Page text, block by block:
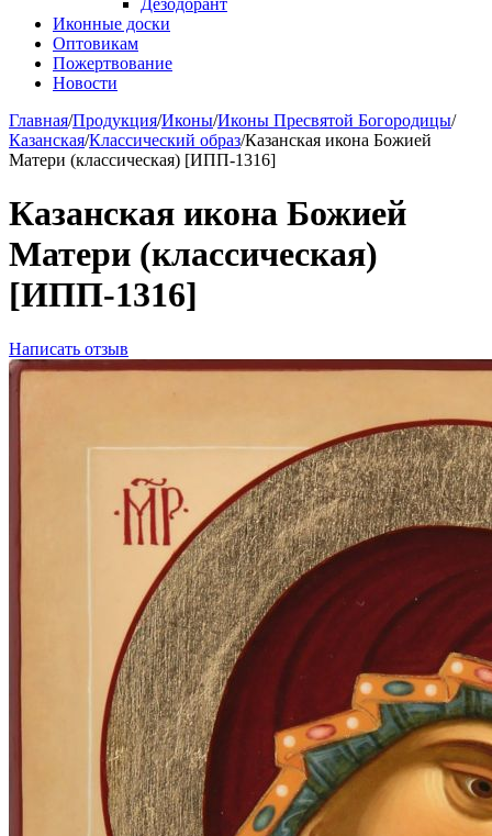
Дезодорант
Иконные доски
Оптовикам
Пожертвование
Новости
Главная/Продукция/Иконы/Иконы Пресвятой Богородицы/
Казанская/Классический образ/Казанская икона Божией
Матери (классическая) [ИПП-1316]
Казанская икона Божией
Матери (классическая)
[ИПП-1316]
Написать отзыв